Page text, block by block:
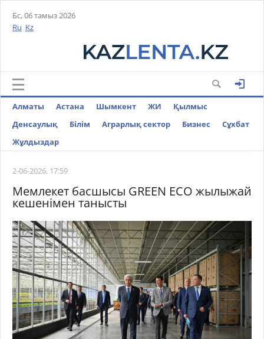
Бс, 06 тамыз 2026
Ru Kz
Алматы Астана Шымкент ЖИ
Қылмыс
Денсаулық
Білім Аграрлық сектор Бизнес
Cұхбат
Жұлдыздар
2-06-2026, 17:59
Мемлекет басшысы GREEN ЕСО жылыжай
кешенімен танысты